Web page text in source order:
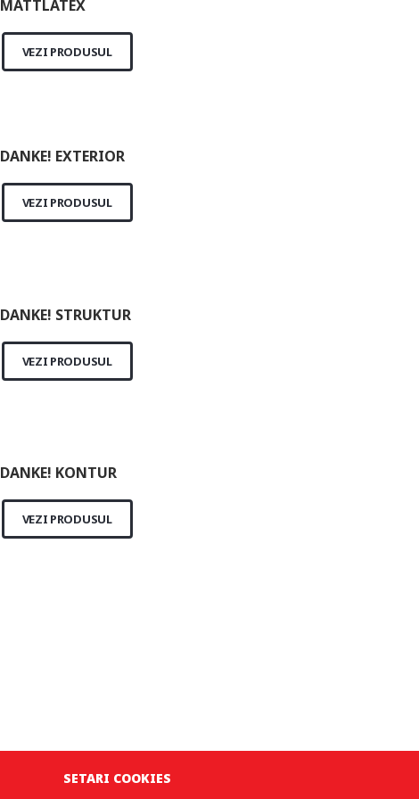
MATTLATEX
VEZI PRODUSUL
DANKE! EXTERIOR
VEZI PRODUSUL
DANKE! STRUKTUR
VEZI PRODUSUL
DANKE! KONTUR
VEZI PRODUSUL
SETARI COOKIES